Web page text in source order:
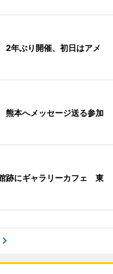
年ぶり開催、初日はアメ
本へメッセージ送る参加
跡にギャラリーカフェ 東